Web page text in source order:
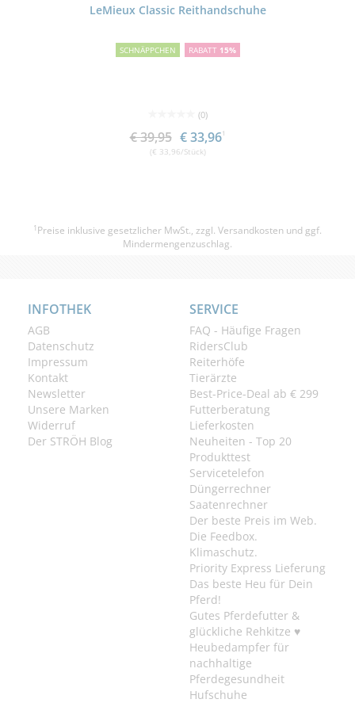
LeMieux Classic Reithandschuhe
SCHNÄPPCHEN RABATT 15%
(0)
€ 39,95 € 33,961
(€ 33,96/Stück)
1 Preise inklusive gesetzlicher MwSt., zzgl. Versandkosten und ggf.
Mindermengenzuschlag.
INFOTHEK
AGB
Datenschutz
Impressum
Kontakt
Newsletter
Unsere Marken
Widerruf
Der STRÖH Blog
SERVICE
FAQ - Häufige Fragen
RidersClub
Reiterhöfe
Tierärzte
Best-Price-Deal ab € 299
Futterberatung
Lieferkosten
Neuheiten - Top 20
Produkttest
Servicetelefon
Düngerrechner
Saatenrechner
Der beste Preis im Web.
Die Feedbox.
Klimaschutz.
Priority Express Lieferung
Das beste Heu für Dein
Pferd!
Gutes Pferdefutter &
glückliche Rehkitze ♥
Heubedampfer für
nachhaltige
Pferdegesundheit
Hufschuhe